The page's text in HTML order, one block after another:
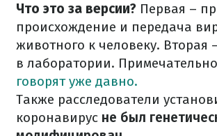
Что это за версии? Первая –
происхождение и передача
животного к человеку. Вторая
в лаборатории.
говорят уже давно.
Также расследователи
коронавирус не был